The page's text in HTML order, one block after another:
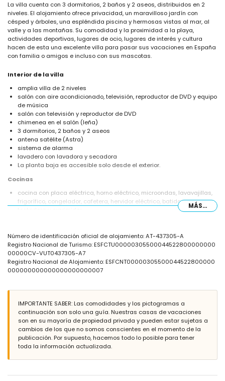
La villa cuenta con 3 dormitorios, 2 baños y 2 aseos, distribuidos en 2
niveles. El alojamiento ofrece privacidad, un maravilloso jardín con
césped y árboles, una espléndida piscina y hermosas vistas al mar, al
valle y a las montañas. Su comodidad y la proximidad a la playa,
actividades deportivas, lugares de ocio, lugares de interés y cultura
hacen de esta una excelente villa para pasar sus vacaciones en España
con familia o amigos e incluso con sus mascotas.
Interior de la villa
amplia villa de 2 niveles
salón con aire acondicionado, televisión, reproductor de DVD y equipo
de música
salón con televisión y reproductor de DVD
chimenea en el salón (leña)
3 dormitorios, 2 baños y 2 aseos
antena satélite (Astra)
sistema de alarma
lavadero con lavadora y secadora
La planta baja es accesible solo desde el exterior.
Cocinas
cocina con placa eléctrica, horno eléctrico, microondas, lavavajillas,
frigorífico, congelador, cafetera, hervidor eléctrico, batidora,
Dormitorios y baños
dormitorio con aire acondicionado y 2 camas individuales (de 190
por 90cm)
dormitorio con aire acondicionado y 2 camas individuales (de 200
dormitorio con 2 camas individuales (de 190 por 90cm)
baño con doble lavabo, ducha y inodoro
Exterior de la villa
parcela vallada
piscina privada con forma de laguna de 8m x 4m y 2m de
maravilloso jardín con césped, árboles y muebles de jardín con
2 terrazas, una de ellas cubierta
MÁS...
Número de identificación oficial de alojamiento: AT-437305-A
Registro Nacional de Turismo: ESFCTU00000305500044522800000000
00000CV-VUT0437305-A7
Registro Nacional de Alojamiento: ESFCNT00000305500044522800000
000000000000000000000007
IMPORTANTE SABER: Las comodidades y los pictogramas a
continuación son solo una guía. Nuestras casas de vacaciones
son en su mayoría de propiedad privada y pueden estar sujetas a
cambios de los que no somos conscientes en el momento de la
publicación. Por supuesto, hacemos todo lo posible para tener
toda la información actualizada.